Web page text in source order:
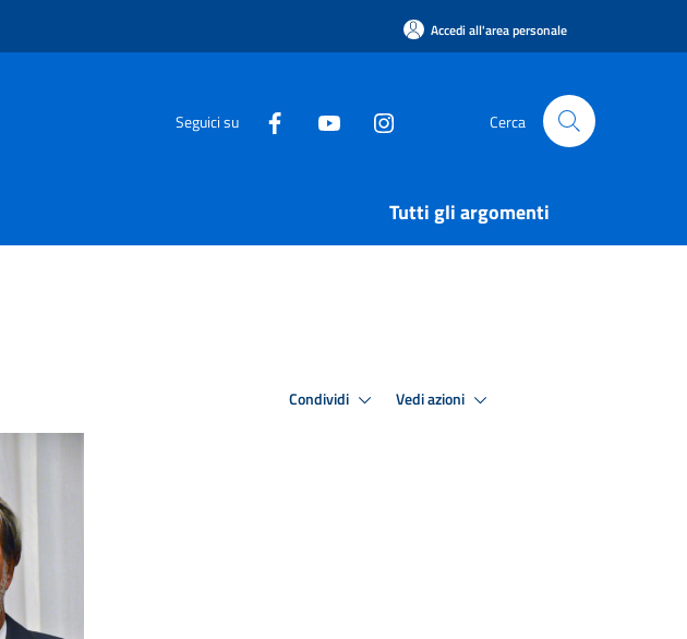
Accedi all'area personale
Seguici su Cerca
Tutti gli argomenti
Condividi Vedi azioni